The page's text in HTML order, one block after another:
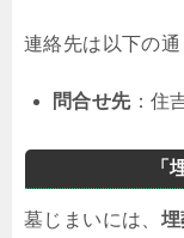
連絡先は以下の通
問合せ先：住
「
墓じまいには、 埋